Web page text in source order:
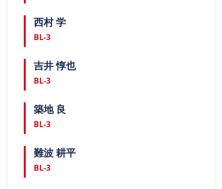
西村 学
BL-3
吉井 惇也
BL-3
築地 良
BL-3
難波 耕平
BL-3